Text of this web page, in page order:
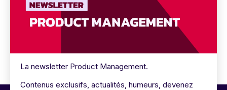
La newsletter Product Management.
Contenus exclusifs, actualités, humeurs, devenez